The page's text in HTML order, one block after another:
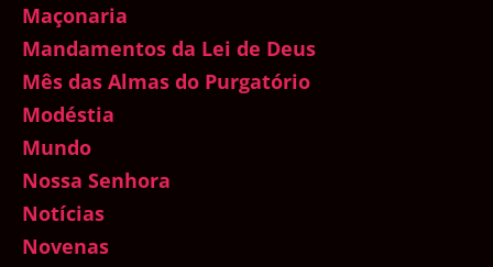
Maçonaria
Mandamentos da Lei de Deus
Mês das Almas do Purgatório
Modéstia
Mundo
Nossa Senhora
Notícias
Novenas